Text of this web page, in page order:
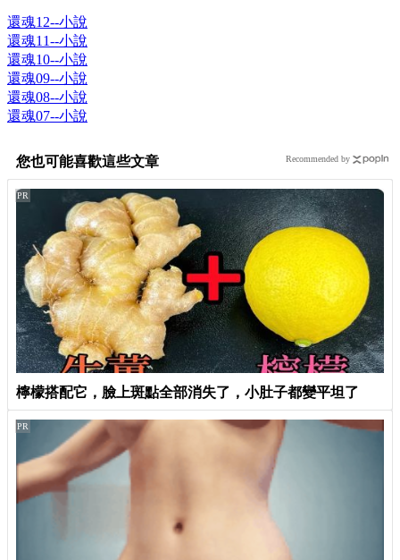
還魂12--小說
還魂11--小說
還魂10--小說
還魂09--小說
還魂08--小說
還魂07--小說
您也可能喜歡這些文章
檸檬搭配它，臉上斑點全部消失了，小肚子都變平坦了
PR
PR
Recommended by